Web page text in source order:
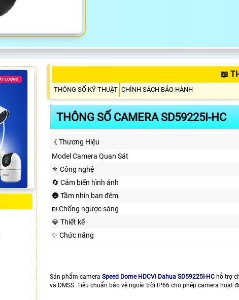
📖
THÔNG SỐ KỸ THUẬT CHÍNH SÁCH BẢO HÀNH
THÔNG SỐ CAMERA SD59225I-HC
《 Thương Hiệu
Model Camera Quan Sát
⚜️ Công nghệ
🔄 Cảm biến hình ảnh
🌚 Tầm nhìn ban đêm
₪ Chống ngược sáng
💎 Thiết kế
✨ Chức năng
Sản phẩm camera Speed Dome HDCVI Dahua SD59225I-HC hỗ trợ
và DMSS. Tiêu chuẩn bảo vệ ngoài trời IP66 cho phép camera